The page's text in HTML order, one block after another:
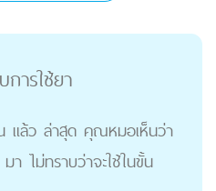
การใช้ยา
แล้ว ล่าสุด คุณหมอเห็นว่า
า ไม่ทราบว่าจะใช้ในขั้น